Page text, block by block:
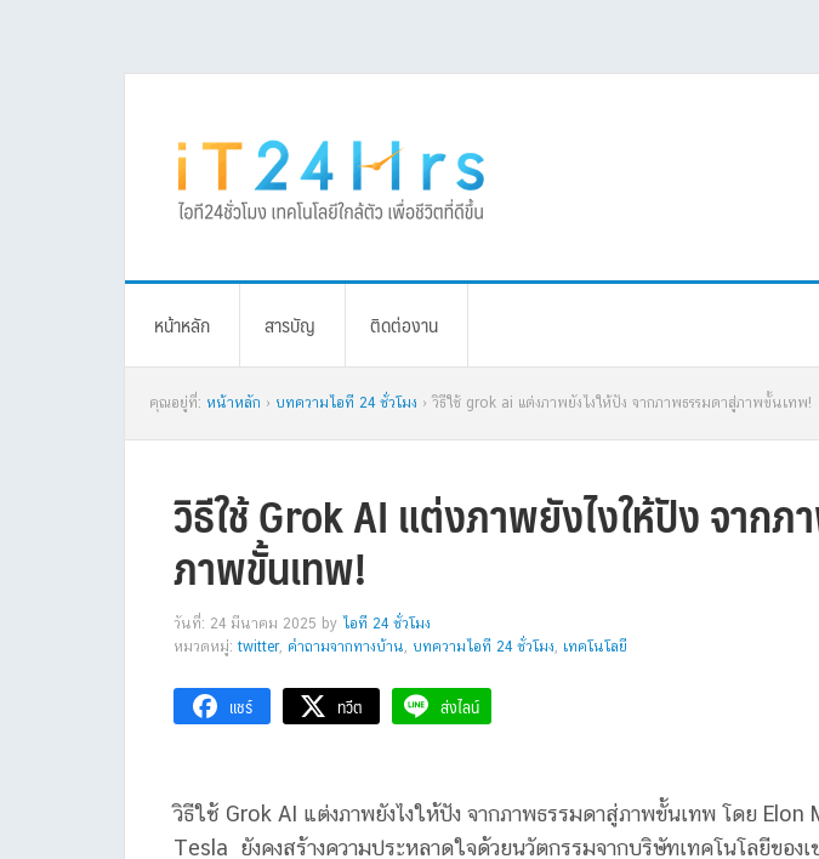
หน้าหลัก สารบัญ ติดต่องาน
คุณอยู่ที่: หน้าหลัก › บทความไอที 24 ชั่วโมง › วิธีใช้ grok ai แต่งภาพยังไงให้ปัง จากภาพธรรมดาสู่ภาพขั้นเทพ!
วิธีใช้ Grok AI แต่งภาพยังไงให้ปัง จาก
ภาพขั้นเทพ!
วันที่: 24 มีนาคม 2025 by ไอที 24 ชั่วโมง
หมวดหมู่:twitter, คำถามจากทางบ้าน, บทความไอที 24 ชั่วโมง, เทคโนโลยี
แชร์ ทวีต ส่งไลน์
วิธีใช้ Grok AI แต่งภาพยังไงให้ปัง จากภาพธรรมดาสู่ภาพขั้นเทพ โดย Elon
Tesla ยังคงสร้างความประหลาดใจด้วยนวัตกรรมจากบริษัทเทคโนโลยีของ